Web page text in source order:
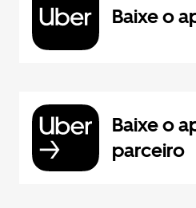
Baixe o
Baixe o
parceiro